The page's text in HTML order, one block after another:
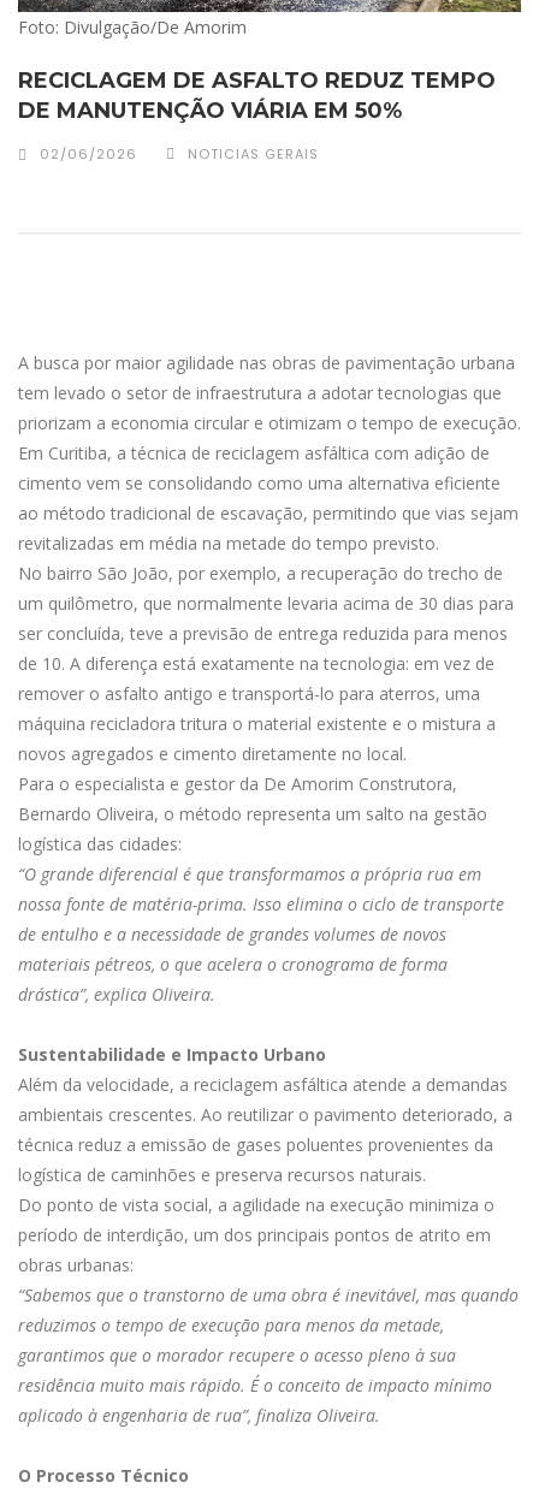
Foto: Divulgação/De Amorim
RECICLAGEM DE ASFALTO REDUZ TEMPO
DE MANUTENÇÃO VIÁRIA EM 50%
02/06/2026 NOTICIAS GERAIS
A busca por maior agilidade nas obras de pavimentação urbana
tem levado o setor de infraestrutura a adotar tecnologias que
priorizam a economia circular e otimizam o tempo de execução.
Em Curitiba, a técnica de reciclagem asfáltica com adição de
cimento vem se consolidando como uma alternativa eficiente
ao método tradicional de escavação, permitindo que vias sejam
revitalizadas em média na metade do tempo previsto.
No bairro São João, por exemplo, a recuperação do trecho de
um quilômetro, que normalmente levaria acima de 30 dias para
ser concluída, teve a previsão de entrega reduzida para menos
de 10. A diferença está exatamente na tecnologia: em vez de
remover o asfalto antigo e transportá-lo para aterros, uma
máquina recicladora tritura o material existente e o mistura a
novos agregados e cimento diretamente no local.
Para o especialista e gestor da De Amorim Construtora,
Bernardo Oliveira, o método representa um salto na gestão
logística das cidades:
“O grande diferencial é que transformamos a própria rua em
nossa fonte de matéria-prima. Isso elimina o ciclo de transporte
de entulho e a necessidade de grandes volumes de novos
materiais pétreos, o que acelera o cronograma de forma
drástica”, explica Oliveira.
Sustentabilidade e Impacto Urbano
Além da velocidade, a reciclagem asfáltica atende a demandas
ambientais crescentes. Ao reutilizar o pavimento deteriorado, a
técnica reduz a emissão de gases poluentes provenientes da
logística de caminhões e preserva recursos naturais.
Do ponto de vista social, a agilidade na execução minimiza o
período de interdição, um dos principais pontos de atrito em
obras urbanas:
“Sabemos que o transtorno de uma obra é inevitável, mas quando
reduzimos o tempo de execução para menos da metade,
garantimos que o morador recupere o acesso pleno à sua
residência muito mais rápido. É o conceito de impacto mínimo
aplicado à engenharia de rua”, finaliza Oliveira.
O Processo Técnico